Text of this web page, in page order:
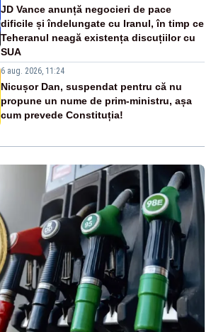
JD Vance anunță negocieri de pace
dificile și îndelungate cu Iranul, în timp ce
Teheranul neagă existența discuțiilor cu
SUA
6 aug. 2026, 11:24
Nicușor Dan, suspendat pentru că nu
propune un nume de prim-ministru, așa
cum prevede Constituția!